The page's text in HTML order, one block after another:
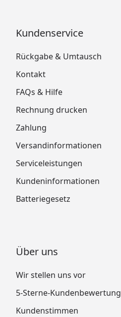
Kundenservice
Rückgabe & Umtausch
Kontakt
FAQs & Hilfe
Rechnung drucken
Zahlung
Versandinformationen
Serviceleistungen
Kundeninformationen
Batteriegesetz
Über uns
Wir stellen uns vor
5-Sterne-Kundenbewertung
Kundenstimmen